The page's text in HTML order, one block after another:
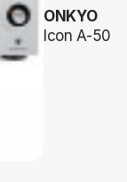
ONKYO
Icon A-50